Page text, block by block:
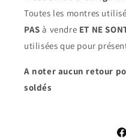
Toutes les montres
PAS à vendre ET NE
utilisées que pour
A noter aucun retour
soldés